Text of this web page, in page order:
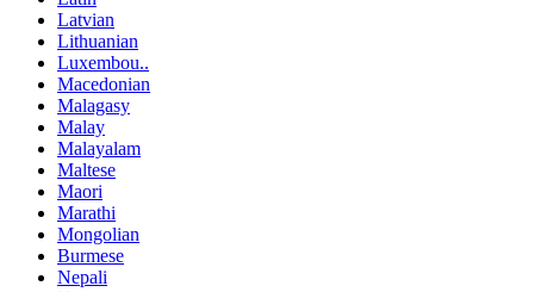
Latvian
Lithuanian
Luxembou..
Macedonian
Malagasy
Malay
Malayalam
Maltese
Maori
Marathi
Mongolian
Burmese
Nepali